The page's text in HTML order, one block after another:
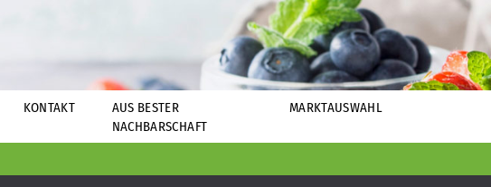
KONTAKT
AUS BESTER
NACHBARSCHAFT
MARKTAUSWAHL